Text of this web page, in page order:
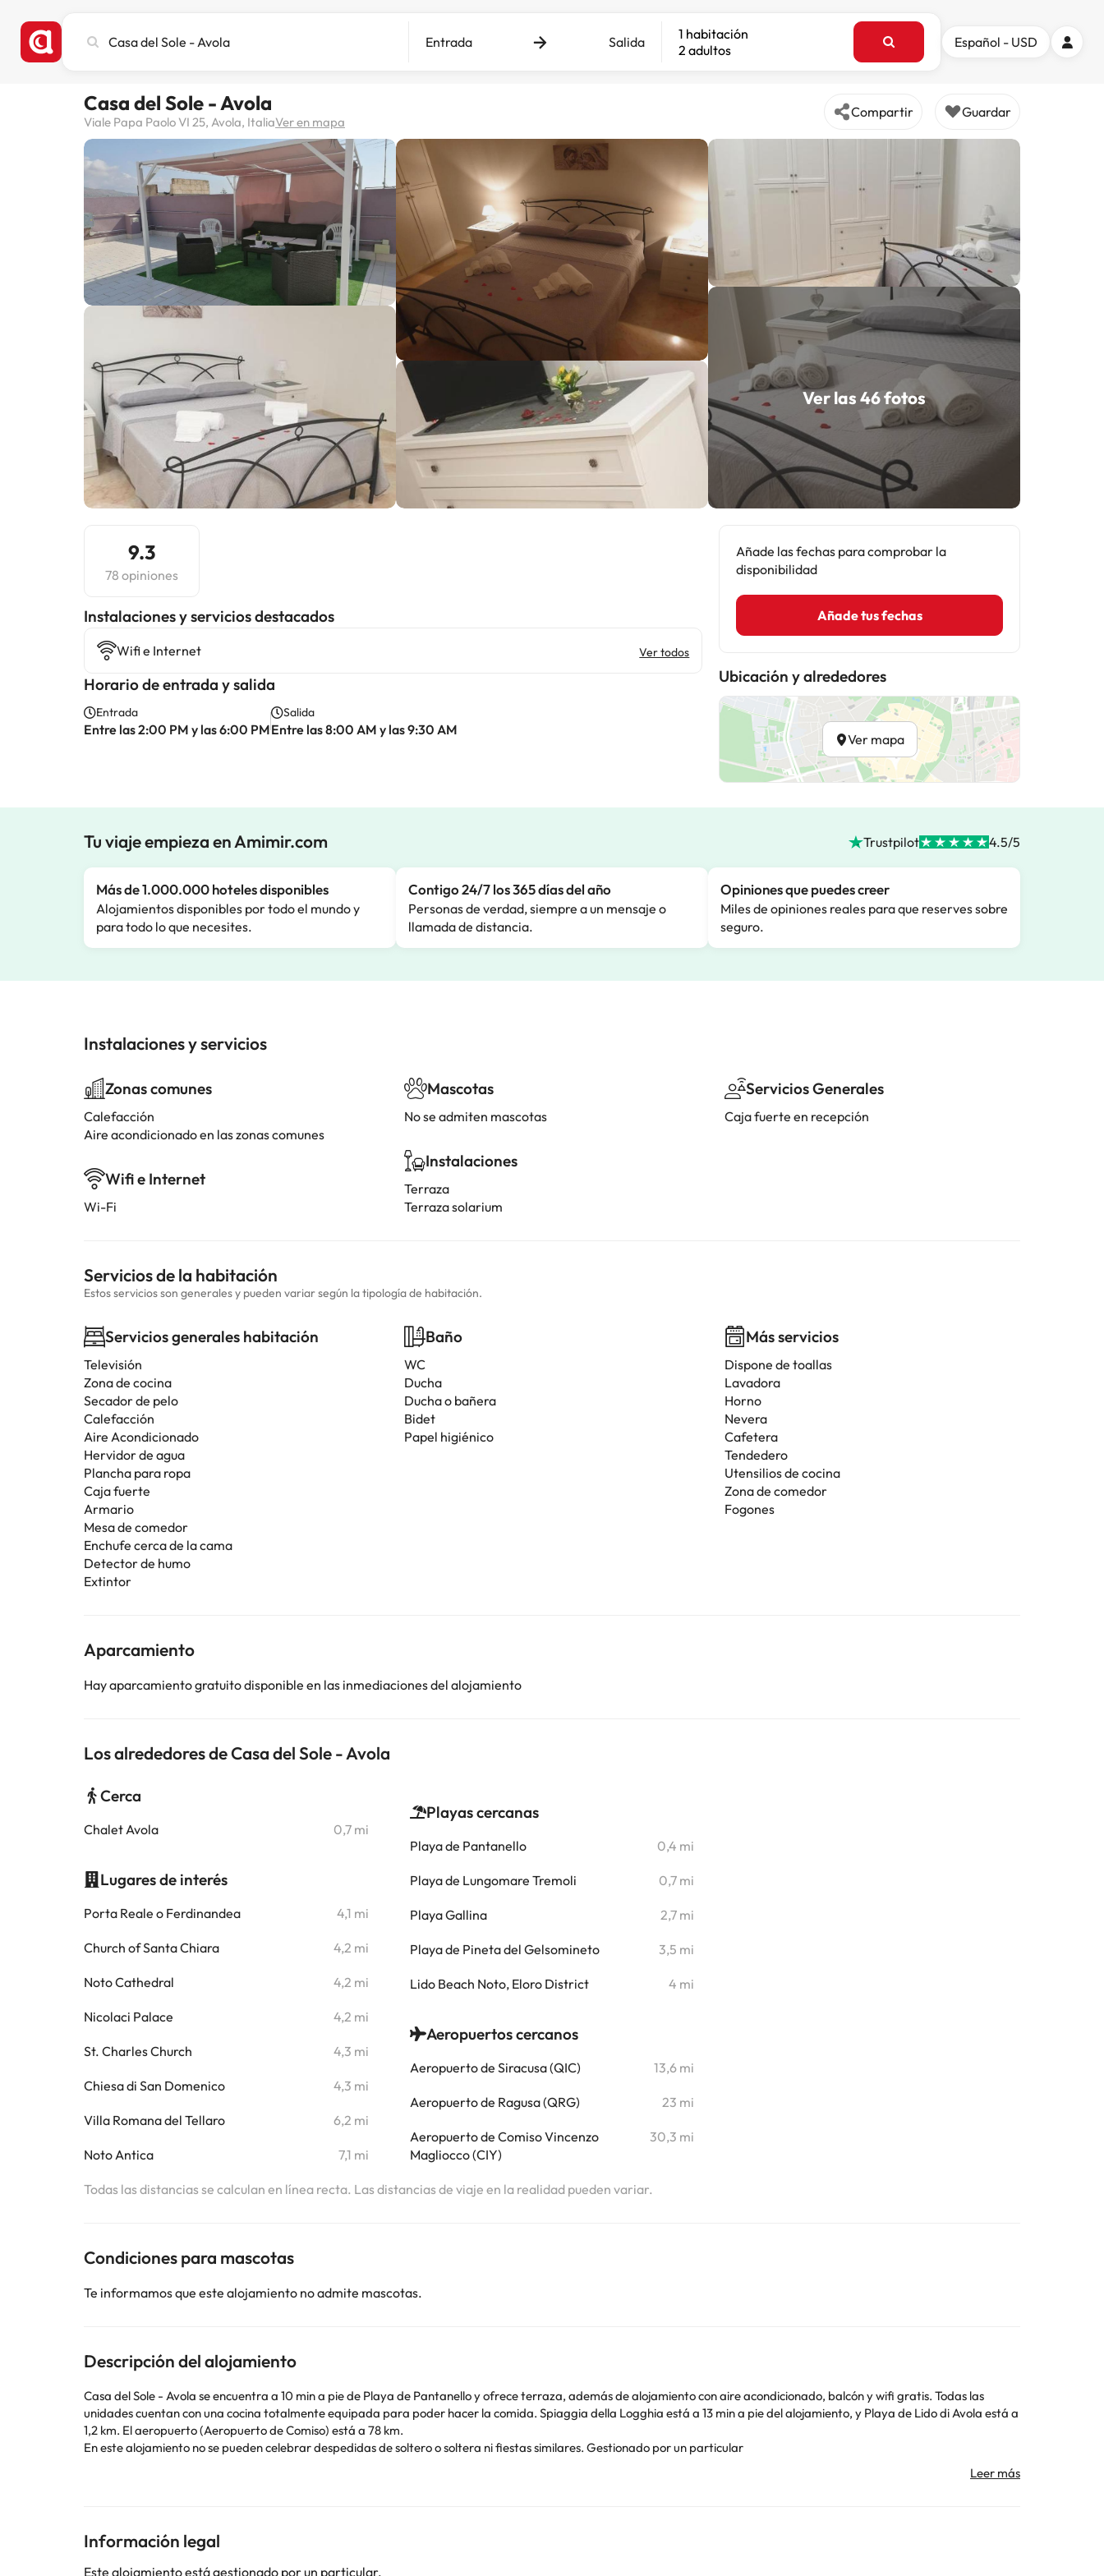
ciudad,
destino
Entrada Salida
1 habitación
2 adultos
Español - USD
Casa del Sole - Avola
Viale Papa Paolo VI 25, Avola, ItaliaVer en mapa
Compartir Guardar
Ver las 46 fotos
9.3
78 opiniones
Instalaciones y servicios destacados
Wifi e Internet Ver todos
Horario de entrada y salida
Entrada
Entre las 2:00 PM y las 6:00 PM
Salida
Entre las 8:00 AM y las 9:30 AM
Añade las fechas para comprobar la
disponibilidad
Añade tus fechas
Ubicación y alrededores
Ver mapa
Tu viaje empieza en Amimir.com Trustpilot 4.5/5
Más de 1.000.000 hoteles disponibles
Alojamientos disponibles por todo el mundo y
para todo lo que necesites.
Contigo 24/7 los 365 días del año
Personas de verdad, siempre a un mensaje o
llamada de distancia.
Opiniones que puedes creer
Miles de opiniones reales para que reserves sobre
seguro.
Instalaciones y servicios
Zonas comunes
Calefacción
Aire acondicionado en las zonas comunes
Wifi e Internet
Wi-Fi
Mascotas
No se admiten mascotas
Instalaciones
Terraza
Terraza solarium
Servicios Generales
Caja fuerte en recepción
Servicios de la habitación
Estos servicios son generales y pueden variar según la tipología de habitación.
Servicios generales habitación
Televisión
Zona de cocina
Secador de pelo
Calefacción
Aire Acondicionado
Hervidor de agua
Plancha para ropa
Caja fuerte
Armario
Mesa de comedor
Enchufe cerca de la cama
Detector de humo
Extintor
Baño
WC
Ducha
Ducha o bañera
Bidet
Papel higiénico
Más servicios
Dispone de toallas
Lavadora
Horno
Nevera
Cafetera
Tendedero
Utensilios de cocina
Zona de comedor
Fogones
Aparcamiento
Hay aparcamiento gratuito disponible en las inmediaciones del alojamiento
Los alrededores de Casa del Sole - Avola
Cerca
Chalet Avola 0,7 mi
Lugares de interés
Porta Reale o Ferdinandea 4,1 mi
Church of Santa Chiara 4,2 mi
Noto Cathedral 4,2 mi
Nicolaci Palace 4,2 mi
St. Charles Church 4,3 mi
Chiesa di San Domenico 4,3 mi
Villa Romana del Tellaro 6,2 mi
Noto Antica 7,1 mi
Playas cercanas
Playa de Pantanello 0,4 mi
Playa de Lungomare Tremoli 0,7 mi
Playa Gallina 2,7 mi
Playa de Pineta del Gelsomineto 3,5 mi
Lido Beach Noto, Eloro District 4 mi
Aeropuertos cercanos
Aeropuerto de Siracusa (QIC) 13,6 mi
Aeropuerto de Ragusa (QRG) 23 mi
Aeropuerto de Comiso Vincenzo
Magliocco (CIY)
30,3 mi
Todas las distancias se calculan en línea recta. Las distancias de viaje en la realidad pueden variar.
Condiciones para mascotas
Te informamos que este alojamiento no admite mascotas.
Descripción del alojamiento
Casa del Sole - Avola se encuentra a 10 min a pie de Playa de Pantanello y ofrece terraza, además de alojamiento con aire acondicionado, balcón y wifi gratis. Todas las
unidades cuentan con una cocina totalmente equipada para poder hacer la comida. Spiaggia della Logghia está a 13 min a pie del alojamiento, y Playa de Lido di Avola está a
1,2 km. El aeropuerto (Aeropuerto de Comiso) está a 78 km.
En este alojamiento no se pueden celebrar despedidas de soltero o soltera ni fiestas similares. Gestionado por un particular
Información legal
Este alojamiento está gestionado por un particular.